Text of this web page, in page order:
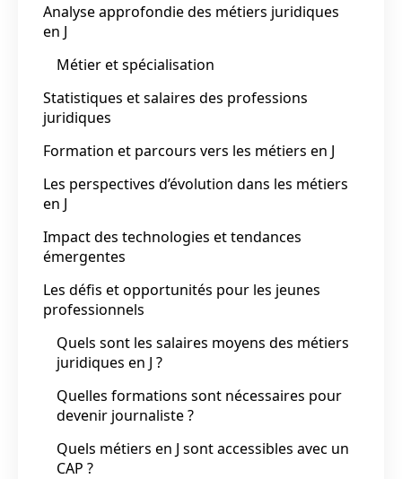
Analyse approfondie des métiers juridiques
en J
Métier et spécialisation
Statistiques et salaires des professions
juridiques
Formation et parcours vers les métiers en J
Les perspectives d’évolution dans les métiers
en J
Impact des technologies et tendances
émergentes
Les défis et opportunités pour les jeunes
professionnels
Quels sont les salaires moyens des métiers
juridiques en J ?
Quelles formations sont nécessaires pour
devenir journaliste ?
Quels métiers en J sont accessibles avec un
CAP ?